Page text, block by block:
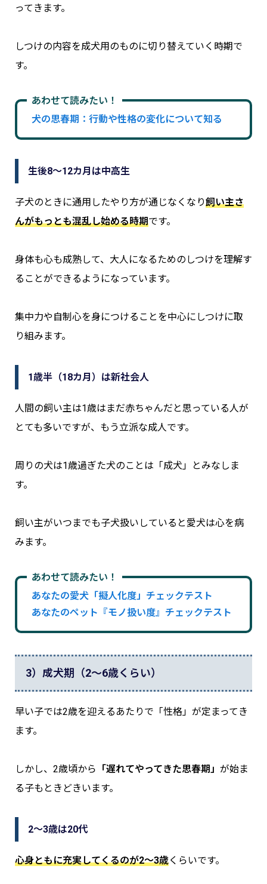
ってきます。
しつけの内容を成犬用のものに切り替えていく時期で
す。
あわせて読みたい！
犬の思春期：行動や性格の変化について知る
生後8～12カ月は中高生
子犬のときに通用したやり方が通じなくなり飼い主さ
んがもっとも混乱し始める時期です。
身体も心も成熟して、大人になるためのしつけを理解す
ることができるようになっています。
集中力や自制心を身につけることを中心にしつけに取
り組みます。
1歳半（18カ月）は新社会人
人間の飼い主は1歳はまだ赤ちゃんだと思っている人が
とても多いですが、もう立派な成人です。
周りの犬は1歳過ぎた犬のことは「成犬」とみなしま
す。
飼い主がいつまでも子犬扱いしていると愛犬は心を病
みます。
あわせて読みたい！
あなたの愛犬「擬人化度」チェックテスト
あなたのペット『モノ扱い度』チェックテスト
3）成犬期（2〜6歳くらい）
早い子では2歳を迎えるあたりで「性格」が定まってき
ます。
しかし、2歳頃から 「遅れてやってきた思春期」 が始ま
る子もときどきいます。
2～3歳は20代
心身ともに充実してくるのが2～3歳くらいです。